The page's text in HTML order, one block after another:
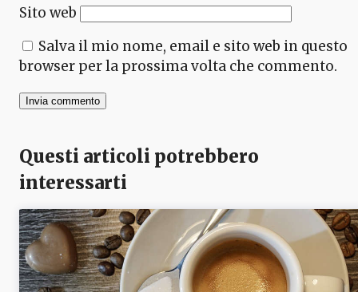
Sito web
Salva il mio nome, email e sito web in questo
browser per la prossima volta che commento.
Questi articoli potrebbero
interessarti